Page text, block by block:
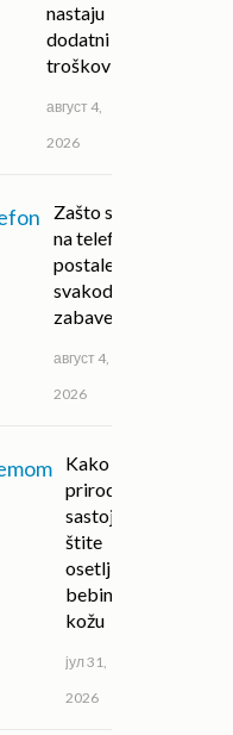
nastaju
dodatni
troškovi?
август 4,
2026
Zašto su igre
na telefonu
postale deo
svakodnevne
zabave?
август 4,
2026
Kako
prirodni
sastojci
štite
osetljivu
bebinu
kožu
јул 31,
2026